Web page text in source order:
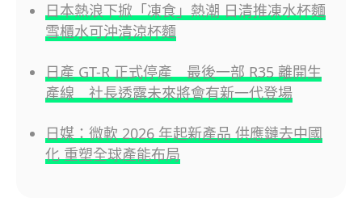
日本熱浪下掀「凍食」熱潮 日清推凍水杯麵
雪櫃水可沖清涼杯麵
日產 GT-R 正式停產 最後一部 R35 離開生
產線 社長透露未來將會有新一代登場
日媒：微軟 2026 年起新產品 供應鏈去中國
化 重塑全球產能布局